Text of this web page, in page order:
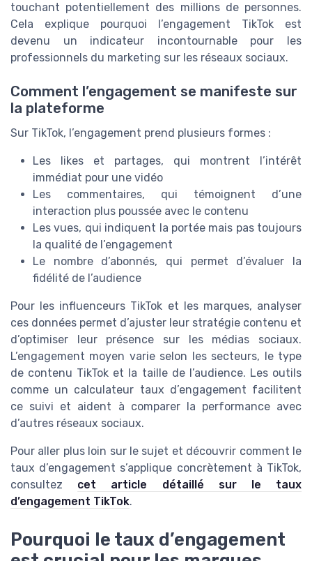
touchant potentiellement des millions de personnes.
Cela explique pourquoi l’engagement TikTok est
devenu un indicateur incontournable pour les
professionnels du marketing sur les réseaux sociaux.
Comment l’engagement se manifeste sur
la plateforme
Sur TikTok, l’engagement prend plusieurs formes :
Les likes et partages, qui montrent l’intérêt
immédiat pour une vidéo
Les commentaires, qui témoignent d’une
interaction plus poussée avec le contenu
Les vues, qui indiquent la portée mais pas toujours
la qualité de l’engagement
Le nombre d’abonnés, qui permet d’évaluer la
fidélité de l’audience
Pour les influenceurs TikTok et les marques, analyser
ces données permet d’ajuster leur stratégie contenu et
d’optimiser leur présence sur les médias sociaux.
L’engagement moyen varie selon les secteurs, le type
de contenu TikTok et la taille de l’audience. Les outils
comme un calculateur taux d’engagement facilitent
ce suivi et aident à comparer la performance avec
d’autres réseaux sociaux.
Pour aller plus loin sur le sujet et découvrir comment le
taux d’engagement s’applique concrètement à TikTok,
consultez cet article détaillé sur le taux
d’engagement TikTok.
Pourquoi le taux d’engagement